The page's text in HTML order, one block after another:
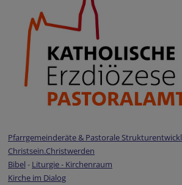
Pfarrgemeinderäte & Pastorale
Christsein.Christwerden
Bibel - Liturgie - Kirchenraum
Kirche im Dialog